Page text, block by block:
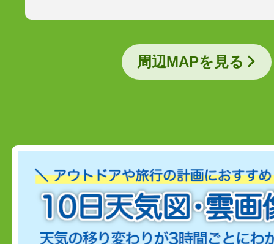
周辺MAPを見る